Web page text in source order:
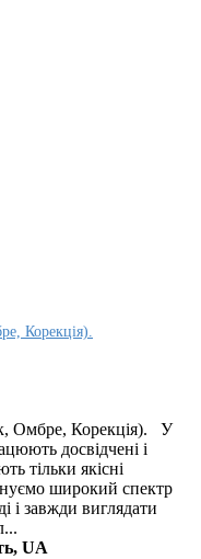
Корекція).
Омбре, Корекція). У
досвідчені і
тільки якісні
широкий спектр
і завжди виглядати
UA